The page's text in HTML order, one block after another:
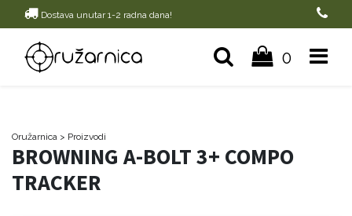
Dostava unutar 1-2 radna dana!
0
Oružarnica > Proizvodi
BROWNING A-BOLT 3+ COMPO
TRACKER